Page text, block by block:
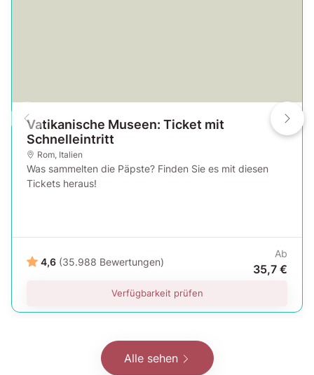
Vatikanische Museen: Ticket mit
Schnelleintritt
Rom, Italien
Was sammelten die Päpste? Finden Sie es mit diesen
Tickets heraus!
4,6 (35.988 Bewertungen)
Ab
35,7 €
Verfügbarkeit prüfen
Alle sehen